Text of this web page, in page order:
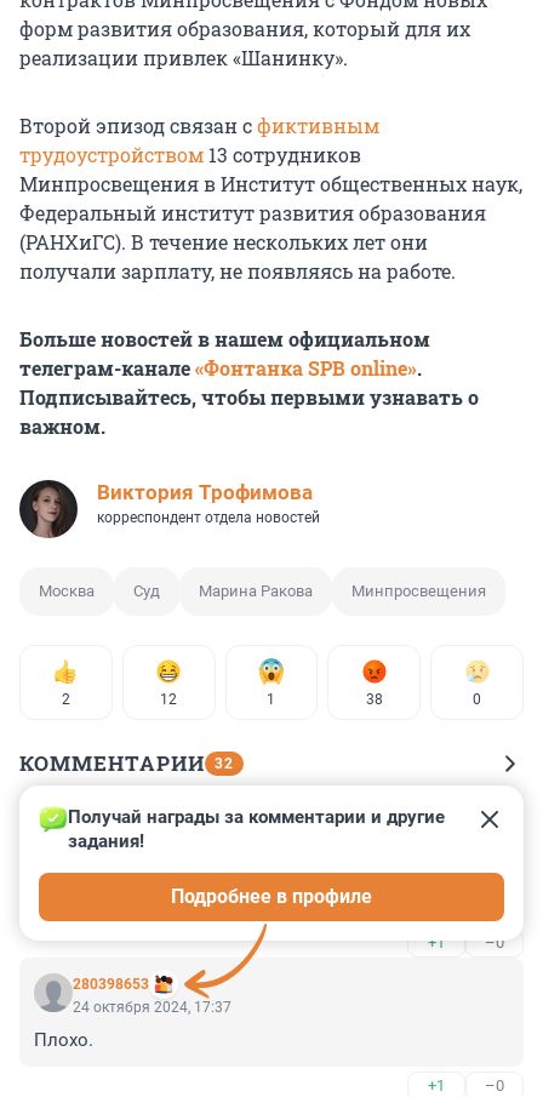
форм развития образования, который для их
реализации привлек «Шанинку».
Второй эпизод связан сфиктивным
трудоустройством 13 сотрудников
Минпросвещения в Институт общественных наук,
Федеральный институт развития образования
(РАНХиГС). В течение нескольких лет они
получали зарплату, не появляясь на работе.
Больше новостей в нашем официальном
телеграм-канале«Фонтанка SPB online».
Подписывайтесь, чтобы первыми узнавать о
важном.
Виктория Трофимова
корреспондент отдела новостей
Москва Суд Марина Ракова Минпросвещения
2 12 1 38 0
КОММЕНТАРИИ 32
Гость
24 октября 2024, 22:38
Дракон убит.даздравствует дракон
Потом опять красные будут виноваты.
+1 –0
280398653
Получай награды за комментарии и другие
задания!
Подробнее в профиле
24 октября 2024, 17:37
Плохо.
+1 –0